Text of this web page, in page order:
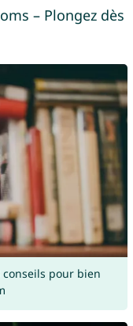
– Plongez dès
pour bien